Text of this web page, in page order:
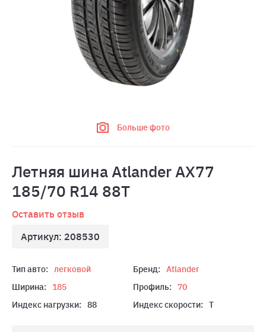
Больше фото
Летняя шина Atlander AX77
185/70 R14 88Т
Оставить отзыв
Артикул: 208530
Тип авто: легковой Бренд:
Atlander
Ширина:
185 Профиль:
70
Индекс нагрузки:
88 Индекс скорости: T